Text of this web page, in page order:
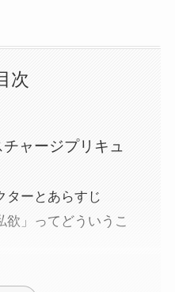
次
ャージプリキュ
ターとあらすじ
欲」ってどういうこ